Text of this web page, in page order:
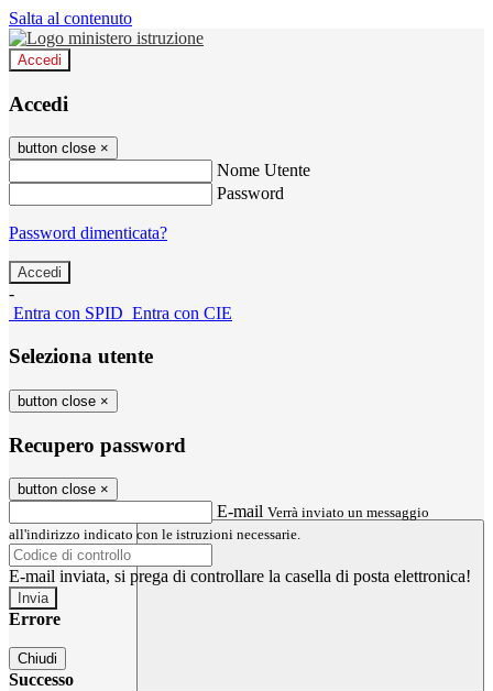
Salta al contenuto
Accedi
Accedi
button close ×
Nome Utente
Password
Password dimenticata?
-
Entra con SPID Entra con CIE
Seleziona utente
button close ×
Recupero password
button close ×
E-mail Verrà inviato un messaggio
all'indirizzo indicato con le istruzioni necessarie.
E-mail inviata, si prega di controllare la casella di posta elettronica!
Errore
Chiudi
Successo